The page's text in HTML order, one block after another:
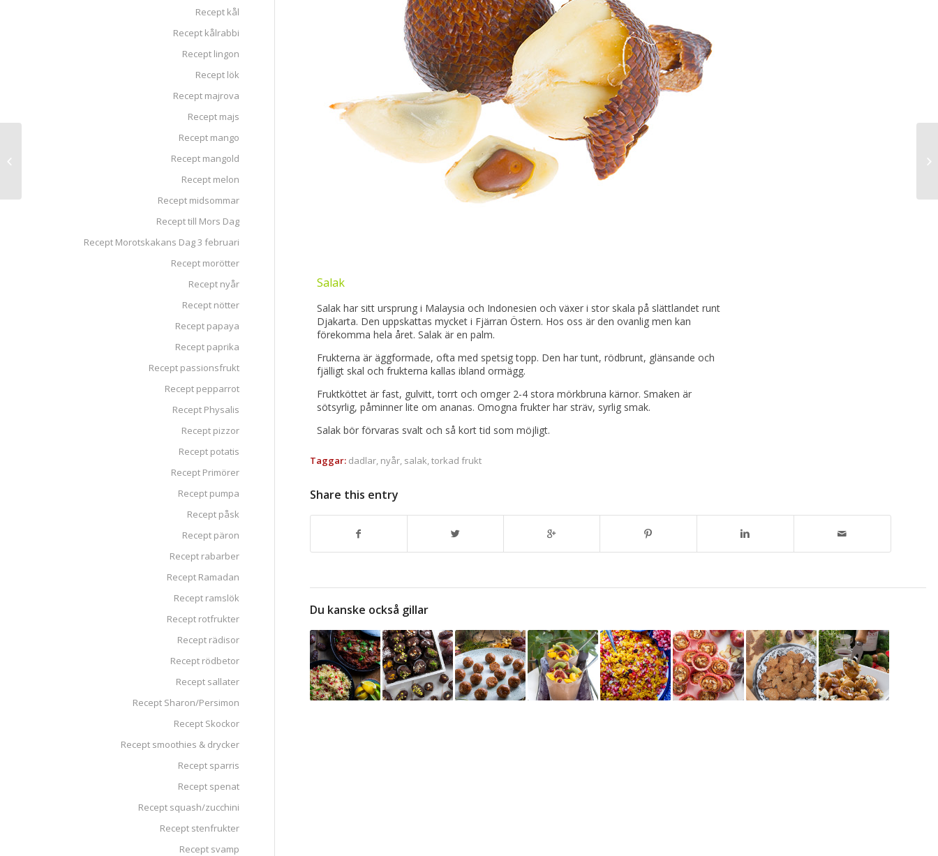
Salak
Salak har sitt ursprung i Malaysia och Indonesien och växer i stor skala på slättlandet runt
Djakarta. Den uppskattas mycket i Fjärran Östern. Hos oss är den ovanlig men kan
förekomma hela året. Salak är en palm.
Frukterna är äggformade, ofta med spetsig topp. Den har tunt, rödbrunt, glänsande och
fjälligt skal och frukterna kallas ibland ormägg.
Fruktköttet är fast, gulvitt, torrt och omger 2-4 stora mörkbruna kärnor. Smaken är
sötsyrlig, påminner lite om ananas. Omogna frukter har sträv, syrlig smak.
Salak bör förvaras svalt och så kort tid som möjligt.
Taggar: dadlar, nyår, salak,torkad frukt
Share this entry
Du kanske också gillar
Recept kål
Recept kålrabbi
Recept lingon
Recept lök
Recept majrova
Recept majs
Recept mango
Recept mangold
Recept melon
Recept midsommar
Recept till Mors Dag
Recept Morotskakans Dag 3 februari
Recept morötter
Recept nyår
Recept nötter
Recept papaya
Recept paprika
Recept passionsfrukt
Recept pepparrot
Recept Physalis
Recept pizzor
Recept potatis
Recept Primörer
Recept pumpa
Recept påsk
Recept päron
Recept rabarber
Recept Ramadan
Recept ramslök
Recept rotfrukter
Recept rädisor
Recept rödbetor
Recept sallater
Recept Sharon/Persimon
Recept Skockor
Recept smoothies & drycker
Recept sparris
Recept spenat
Recept squash/zucchini
Recept stenfrukter
Recept svamp